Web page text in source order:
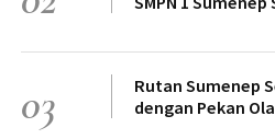
03
Rutan Sumenep
dengan Pekan